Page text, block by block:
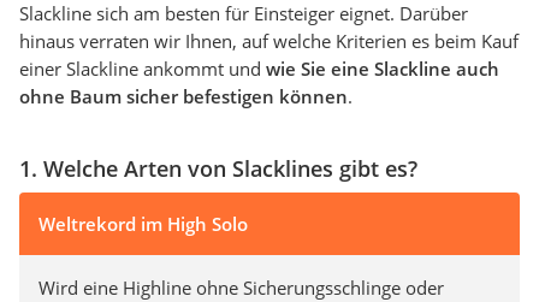
Slackline sich am besten für Einsteiger eignet. Darüber
hinaus verraten wir Ihnen, auf welche Kriterien es beim Kauf
einer Slackline ankommt und wie Sie eine Slackline auch
ohne Baum sicher befestigen können.
1. Welche Arten von Slacklines gibt es?
Weltrekord im High Solo
Wird eine Highline ohne Sicherungsschlinge oder